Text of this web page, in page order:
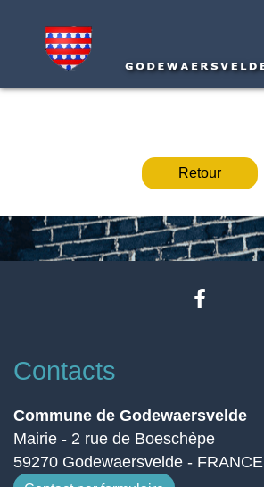
Retour
Contacts
Commune de Godewaersvelde
Mairie - 2 rue de Boeschèpe
59270 Godewaersvelde - FRANCE